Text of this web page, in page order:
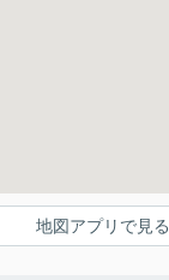
地図アプリで見る